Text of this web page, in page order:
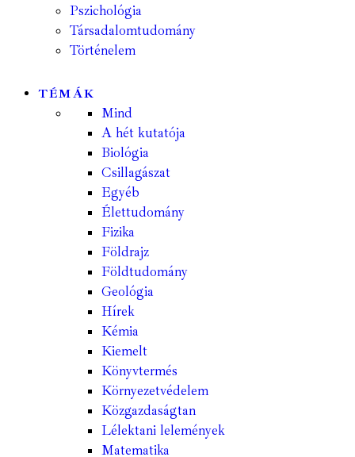
Pszichológia
Társadalomtudomány
Történelem
TÉMÁK
Mind
A hét kutatója
Biológia
Csillagászat
Egyéb
Élettudomány
Fizika
Földrajz
Földtudomány
Geológia
Hírek
Kémia
Kiemelt
Könyvtermés
Környezetvédelem
Közgazdaságtan
Lélektani lelemények
Matematika